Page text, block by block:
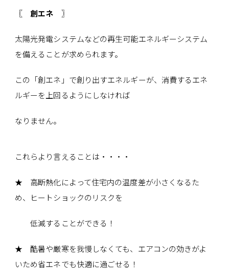
〖 創エネ 〗
太陽光発電システムなどの再生可能エネルギーシステム
を備えることが求められます。
この「創エネ」で創り出すエネルギーが、消費するエネ
ルギーを上回るようにしなければ
なりません。
これらより言えることは・・・・
★ 高断熱化によって住宅内の温度差が小さくなるた
め、ヒートショックのリスクを
低減することができる！
★ 酷暑や厳寒を我慢しなくても、エアコンの効きがよ
いため省エネでも快適に過ごせる！